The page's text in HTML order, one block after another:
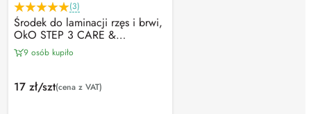
(3)
Środek do laminacji rzęs i brwi,
OkO STEP 3 CARE &
RECOVERY (1ml)
9 osób kupiło
17 zł/szt(cena z VAT)